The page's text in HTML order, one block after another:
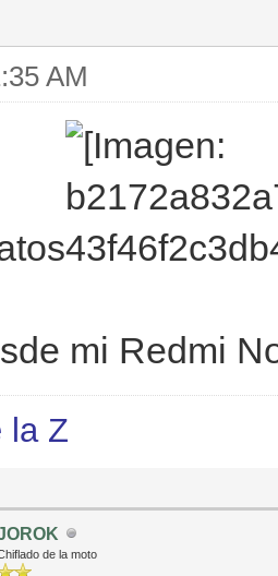
AM
mi Redmi
la Z
de la moto